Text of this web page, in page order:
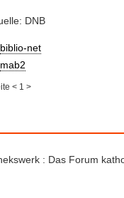
DNB
biblio-net
mab2
< 1 >
: Das Forum